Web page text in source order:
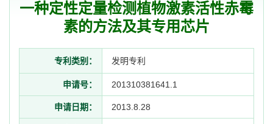
一种定性定量检测植物激素活性赤霉
素的方法及其专用芯片
专利类别： 发明专利
申请号： 201310381641.1
申请日期： 2013.8.28